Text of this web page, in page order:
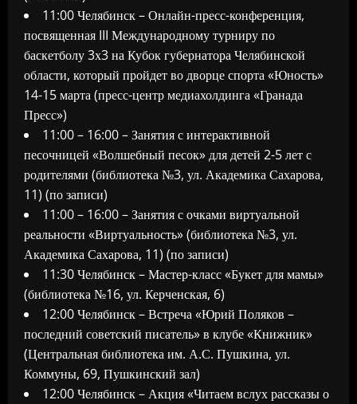
11:00 Челябинск – Онлайн-пресс-конференция,
посвященная III Международному турниру по
баскетболу 3х3 на Кубок губернатора Челябинской
области, который пройдет во дворце спорта «Юность»
14-15 марта (пресс-центр медиахолдинга «Гранада
Пресс»)
11:00 – 16:00 – Занятия с интерактивной
песочницей «Волшебный песок» для детей 2-5 лет с
родителями (библиотека №3, ул. Академика Сахарова,
11) (по записи)
11:00 – 16:00 – Занятия с очками виртуальной
реальности «Виртуальность» (библиотека №3, ул.
Академика Сахарова, 11) (по записи)
11:30 Челябинск – Мастер-класс «Букет для мамы»
(библиотека №16, ул. Керченская, 6)
12:00 Челябинск – Встреча «Юрий Поляков –
последний советский писатель» в клубе «Книжник»
(Центральная библиотека им. А.С. Пушкина, ул.
Коммуны, 69, Пушкинский зал)
12:00 Челябинск – Акция «Читаем вслух рассказы о